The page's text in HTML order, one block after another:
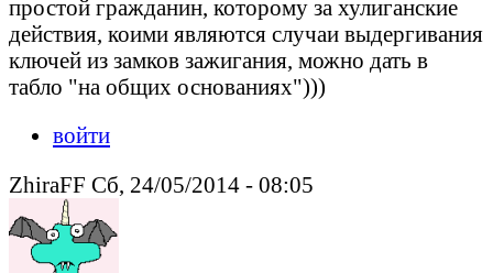
простой гражданин, которому за хулиганские
действия, коими являются случаи выдергивания
ключей из замков зажигания, можно дать в
табло "на общих основаниях")))
войти
ZhiraFF Сб, 24/05/2014 - 08:05